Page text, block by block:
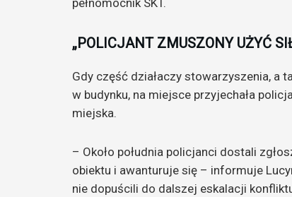
„POLICJANT ZMUSZONY UŻYĆ
Gdy część działaczy stowarzyszenia, a
w budynku, na miejsce przyjechała
miejska.
– Około południa policjanci dostali
obiektu i awanturuje się – informuje
nie dopuścili do dalszej eskalacji